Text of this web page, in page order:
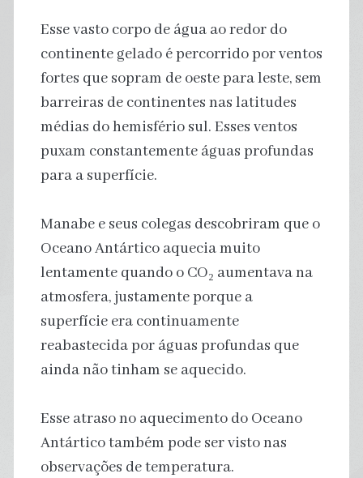
Esse vasto corpo de água ao redor do
continente gelado é percorrido por ventos
fortes que sopram de oeste para leste, sem
barreiras de continentes nas latitudes
médias do hemisfério sul. Esses ventos
puxam constantemente águas profundas
para a superfície.
Manabe e seus colegas descobriram que o
Oceano Antártico aquecia muito
lentamente quando o CO₂ aumentava na
atmosfera, justamente porque a
superfície era continuamente
reabastecida por águas profundas que
ainda não tinham se aquecido.
Esse atraso no aquecimento do Oceano
Antártico também pode ser visto nas
observações de temperatura.